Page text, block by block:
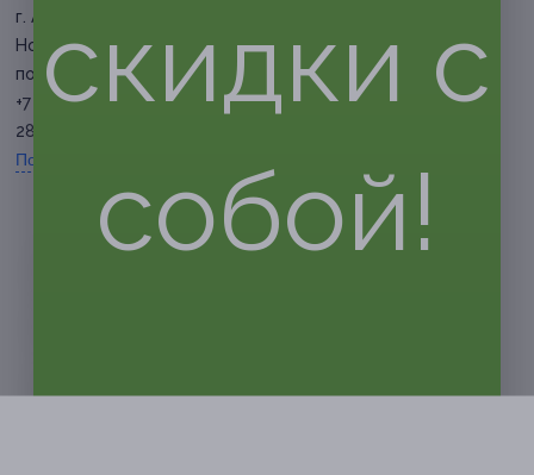
г. Астрахань, ул.
Нововосточная, д. 8
по записи
+7 (8512) 62-51-25, +7 (927)
282-51-25
Показать номер телефона
скидки с
собой!